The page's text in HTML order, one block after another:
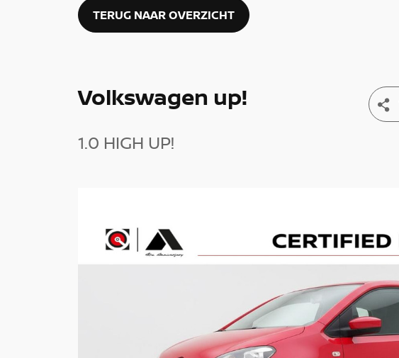
TERUG NAAR OVERZICHT
Volkswagen up!
1.0 HIGH UP!